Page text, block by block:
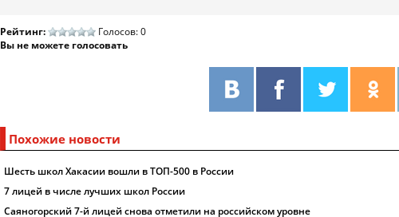
Рейтинг:
Голосов: 0
Вы не можете голосовать
Похожие новости
Шесть школ Хакасии вошли в ТОП-500 в России
7 лицей в числе лучших школ России
Саяногорский 7-й лицей снова отметили на российском уровне